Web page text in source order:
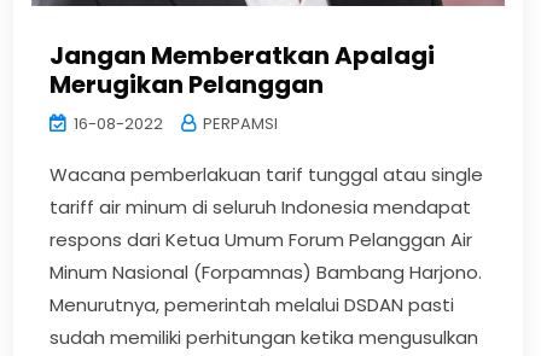
Jangan Memberatkan Apalagi
Merugikan Pelanggan
16-08-2022 PERPAMSI
Wacana pemberlakuan tarif tunggal atau single
tariff air minum di seluruh Indonesia mendapat
respons dari Ketua Umum Forum Pelanggan Air
Minum Nasional (Forpamnas) Bambang Harjono.
Menurutnya, pemerintah melalui DSDAN pasti
sudah memiliki perhitungan ketika mengusulkan